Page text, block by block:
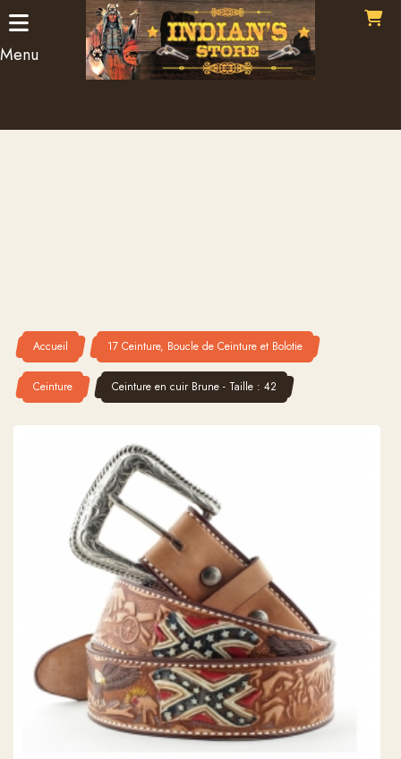
Menu
Accueil 17 Ceinture, Boucle de Ceinture et Bolotie
Ceinture Ceinture en cuir Brune - Taille : 42
Panneau de gestion des cookies